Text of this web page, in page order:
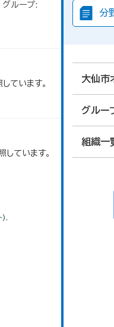
分
大仙市
グルー
組織一
グループ:
ています。
ています。
).